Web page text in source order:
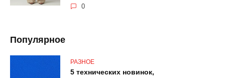
0
Популярное
РАЗНОЕ
5 технических новинок,